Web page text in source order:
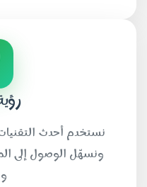
نستخدم أحدث
ونسهّل الوصول إلى